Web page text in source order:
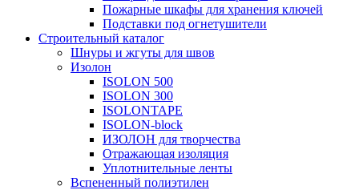
Пожарные шкафы для хранения ключей
Подставки под огнетушители
Строительный каталог
Шнуры и жгуты для швов
Изолон
ISOLON 500
ISOLON 300
ISOLONTAPE
ISOLON-block
ИЗОЛОН для творчества
Отражающая изоляция
Уплотнительные ленты
Вспененный полиэтилен